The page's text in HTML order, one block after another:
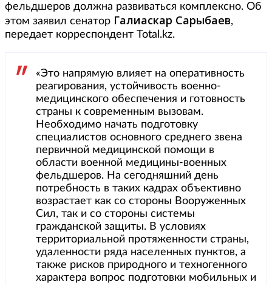
фельдшеров должна развиваться комплексно. Об
этом заявил сенатор Галиаскар Сарыбаев,
передает корреспондент Total.kz.
«Это напрямую влияет на оперативность
реагирования, устойчивость военно-
медицинского обеспечения и готовность
страны к современным вызовам.
Необходимо начать подготовку
специалистов основного среднего звена
первичной медицинской помощи в
области военной медицины-военных
фельдшеров. На сегодняшний день
потребность в таких кадрах объективно
возрастает как со стороны Вооруженных
Сил, так и со стороны системы
гражданской защиты. В условиях
территориальной протяженности страны,
удаленности ряда населенных пунктов, а
также рисков природного и техногенного
характера вопрос подготовки мобильных и